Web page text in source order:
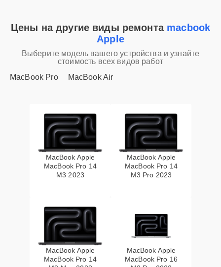
Цены на другие виды ремонта macbook
Apple
Выберите модель вашего устройства и узнайте
стоимость всех видов работ
MacBook Pro
MacBook Air
MacBook Apple
MacBook Pro 14
M3 2023
MacBook Apple
MacBook Pro 14
M3 Pro 2023
MacBook Apple
MacBook Pro 14
MacBook Apple
MacBook Pro 16